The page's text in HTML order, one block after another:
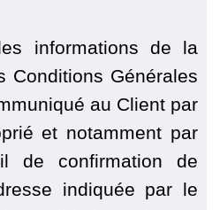
informations de la
Conditions Générales
au Client par
et notamment par
de confirmation de
indiquée par le